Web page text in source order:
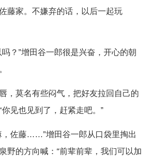
藤家。不嫌弃的话，以后一起玩
？”增田谷一郎很是兴奋，开心的朝
，莫名有些闷气，把好友拉回自己的
见也见到了，赶紧走吧。”
，佐藤……”增田谷一郎从口袋里掏出
野的方向喊：“前辈前辈，我们可以加